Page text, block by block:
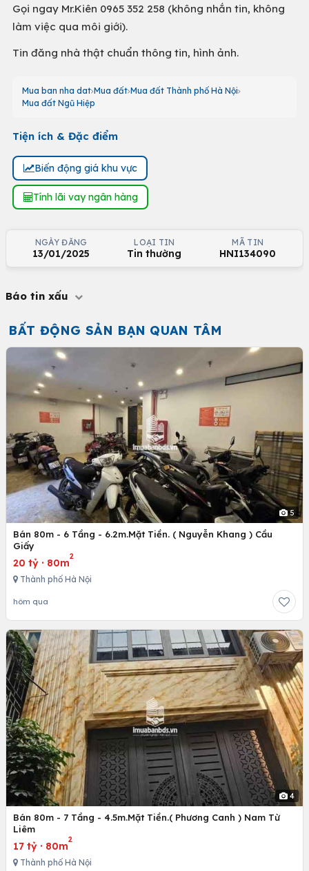
Gọi ngay Mr.Kiên 0965 352 258 (không nhắn tin, không
làm việc qua môi giới).
Tin đăng nhà thật chuẩn thông tin, hình ảnh.
Mua ban nha dat Mua đất Mua đất Thành phố Hà Nội
Mua đất Ngũ Hiệp
Tiện ích & Đặc điểm
Biến động giá khu vực
Tính lãi vay ngân hàng
NGÀY ĐĂNG
13/01/2025
LOẠI TIN
Tin thường
MÃ TIN
HNI134090
Báo tin xấu
BẤT ĐỘNG SẢN BẠN QUAN TÂM
5
Bán 80m - 6 Tầng - 6.2m.Mặt Tiền. ( Nguyễn Khang ) Cầu
Giấy
20 tỷ · 80m
2
Thành phố Hà Nội
hôm qua
4
Bán 80m - 7 Tầng - 4.5m.Mặt Tiền.( Phương Canh ) Nam Từ
Liêm
17 tỷ · 80m
2
Thành phố Hà Nội